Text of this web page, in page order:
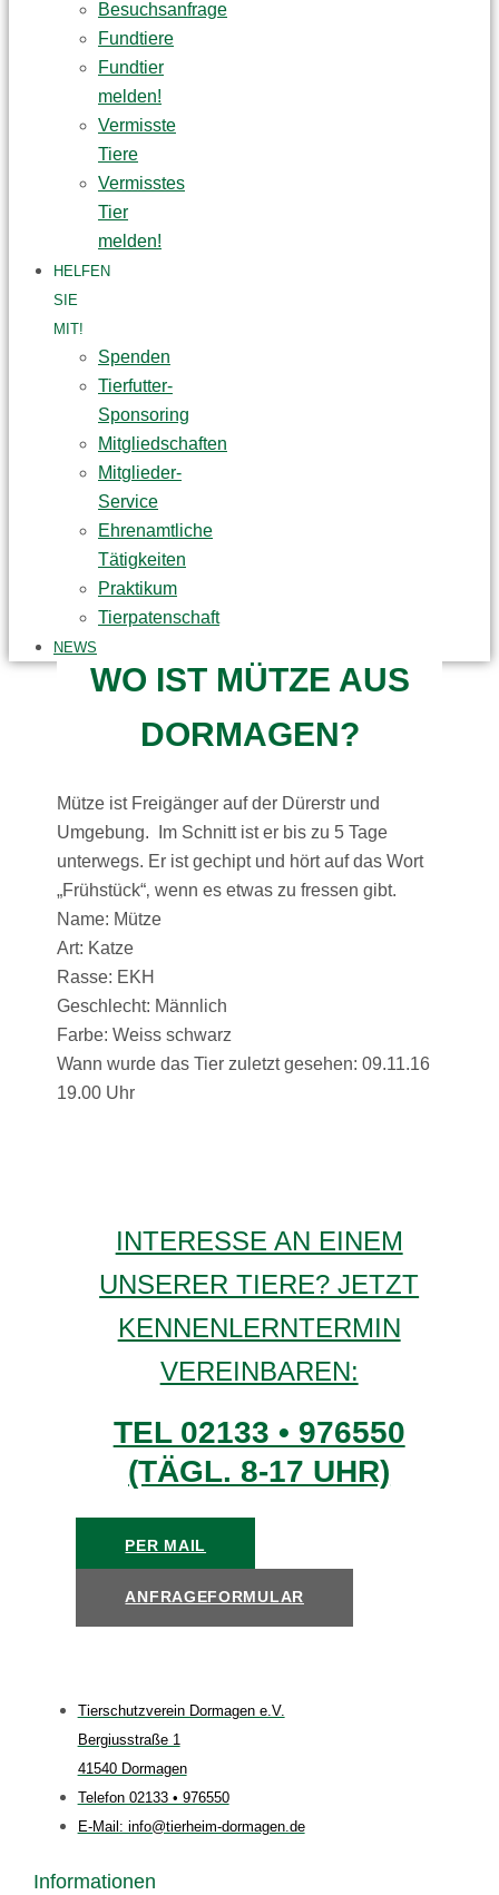
Besuchsanfrage
Fundtiere
Fundtier
melden!
Vermisste
Tiere
Vermisstes
Tier
melden!
HELFEN
SIE
MIT!
Spenden
Tierfutter-
Sponsoring
Mitgliedschaften
Mitglieder-
Service
Ehrenamtliche
Tätigkeiten
Praktikum
Tierpatenschaft
NEWS
WO IST MÜTZE AUS
DORMAGEN?
Mütze ist Freigänger auf der Dürerstr und
Umgebung. Im Schnitt ist er bis zu 5 Tage
unterwegs. Er ist gechipt und hört auf das Wort
„Frühstück“‚ wenn es etwas zu fressen gibt.
Name: Mütze
Art: Katze
Rasse: EKH
Geschlecht: Männlich
Farbe: Weiss schwarz
Wann wurde das Tier zuletzt gesehen: 09.11.16
19.00 Uhr
INTERESSE AN EINEM
UNSERER TIERE? JETZT
KENNENLERNTERMIN
VEREINBAREN:
TEL 02133 • 976550
(TÄGL. 8-17 UHR)
PER MAIL
ANFRAGEFORMULAR
Tierschutzverein Dormagen e.V.
Bergiusstraße 1
41540 Dormagen
Telefon 02133 • 976550
E-Mail: info@tierheim-dormagen.de
Informationen